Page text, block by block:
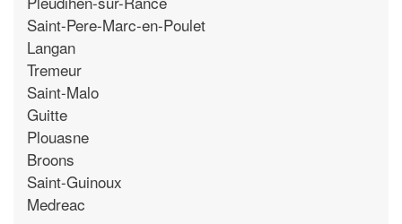
Saint-Pere-Marc-en-Poulet
Langan
Tremeur
Saint-Malo
Guitte
Plouasne
Broons
Saint-Guinoux
Medreac